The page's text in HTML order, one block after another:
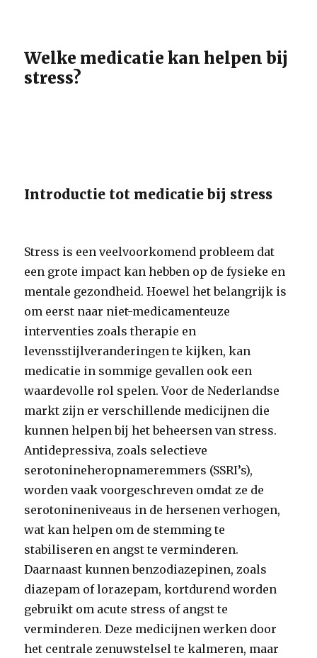
Welke medicatie kan helpen bij
stress?
Introductie tot medicatie bij stress
Stress is een veelvoorkomend probleem dat
een grote impact kan hebben op de fysieke en
mentale gezondheid. Hoewel het belangrijk is
om eerst naar niet-medicamenteuze
interventies zoals therapie en
levensstijlveranderingen te kijken, kan
medicatie in sommige gevallen ook een
waardevolle rol spelen. Voor de Nederlandse
markt zijn er verschillende medicijnen die
kunnen helpen bij het beheersen van stress.
Antidepressiva, zoals selectieve
serotonineheropnameremmers (SSRI’s),
worden vaak voorgeschreven omdat ze de
serotonineniveaus in de hersenen verhogen,
wat kan helpen om de stemming te
stabiliseren en angst te verminderen.
Daarnaast kunnen benzodiazepinen, zoals
diazepam of lorazepam, kortdurend worden
gebruikt om acute stress of angst te
verminderen. Deze medicijnen werken door
het centrale zenuwstelsel te kalmeren, maar